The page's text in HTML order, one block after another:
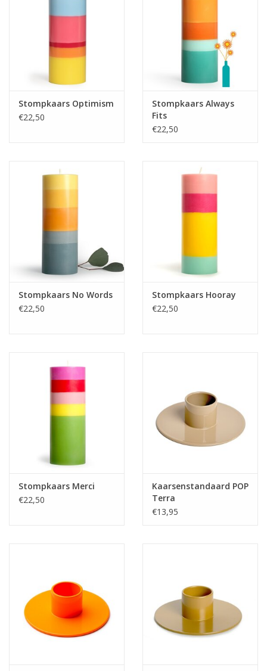
Stompkaars Optimism
€22,50
Stompkaars Always
Fits
€22,50
Stompkaars No Words
€22,50
Stompkaars Hooray
€22,50
Stompkaars Merci
€22,50
Kaarsenstandaard POP
Terra
€13,95